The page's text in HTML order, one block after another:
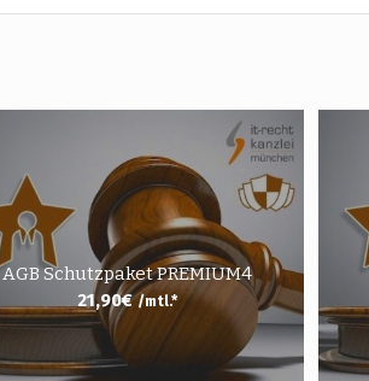
AGB Schutzpaket PREMIUM4
21,90€ /mtl.*